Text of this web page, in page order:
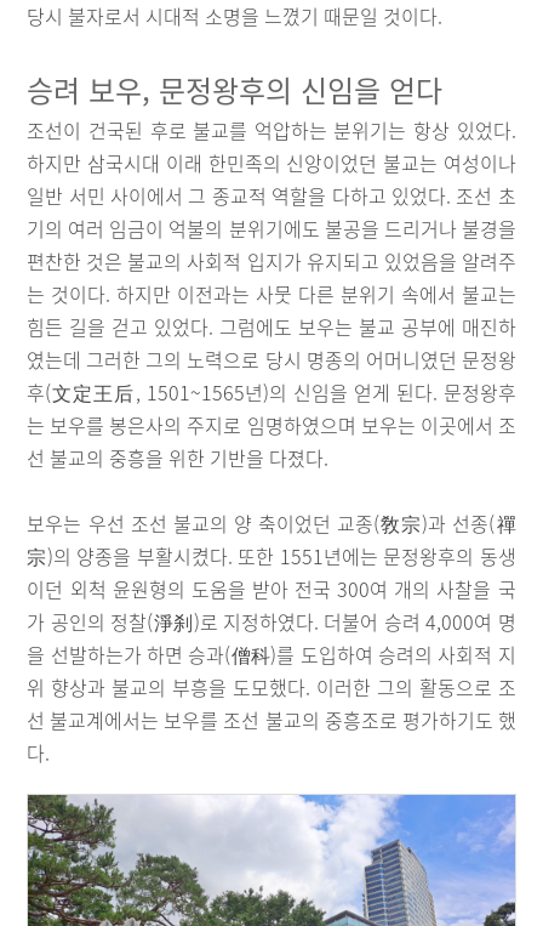
당시 불자로서 시대적 소명을 느꼈기 때문일 것이다.
승려 보우, 문정왕후의 신임을 얻다
조선이 건국된 후로 불교를 억압하는 분위기는 항상 있었다.
하지만 삼국시대 이래 한민족의 신앙이었던 불교는 여성이나
일반 서민 사이에서 그 종교적 역할을 다하고 있었다. 조선 초
기의 여러 임금이 억불의 분위기에도 불공을 드리거나 불경을
편찬한 것은 불교의 사회적 입지가 유지되고 있었음을 알려주
는 것이다. 하지만 이전과는 사뭇 다른 분위기 속에서 불교는
힘든 길을 걷고 있었다. 그럼에도 보우는 불교 공부에 매진하
였는데 그러한 그의 노력으로 당시 명종의 어머니였던 문정왕
후(文定王后, 1501~1565년)의 신임을 얻게 된다. 문정왕후
는 보우를 봉은사의 주지로 임명하였으며 보우는 이곳에서 조
선 불교의 중흥을 위한 기반을 다졌다.
보우는 우선 조선 불교의 양 축이었던 교종(敎宗)과 선종(禪
宗)의 양종을 부활시켰다. 또한 1551년에는 문정왕후의 동생
이던 외척 윤원형의 도움을 받아 전국 300여 개의 사찰을 국
가 공인의 정찰(淨刹)로 지정하였다. 더불어 승려 4,000여 명
을 선발하는가 하면 승과(僧科)를 도입하여 승려의 사회적 지
위 향상과 불교의 부흥을 도모했다. 이러한 그의 활동으로 조
선 불교계에서는 보우를 조선 불교의 중흥조로 평가하기도 했
다.